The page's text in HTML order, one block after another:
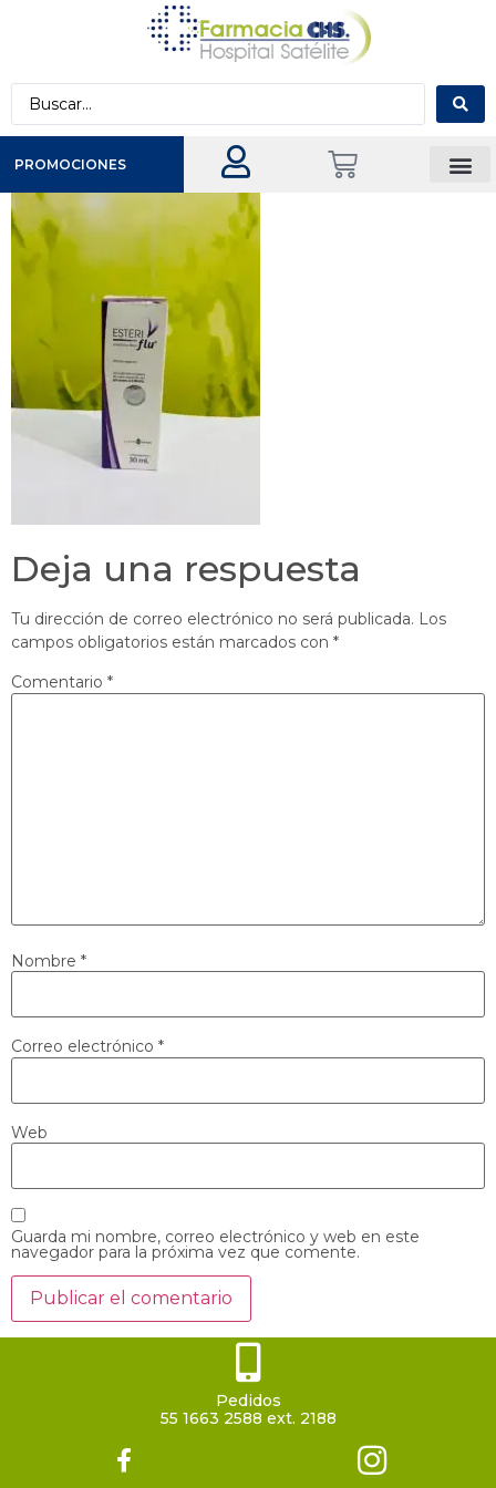
PROMOCIONES
Deja una respuesta
Tu dirección de correo electrónico no será publicada. Los
campos obligatorios están marcados con *
Comentario *
Nombre *
Correo electrónico *
Web
Guarda mi nombre, correo electrónico y web en este
navegador para la próxima vez que comente.
Pedidos
55 1663 2588 ext. 2188